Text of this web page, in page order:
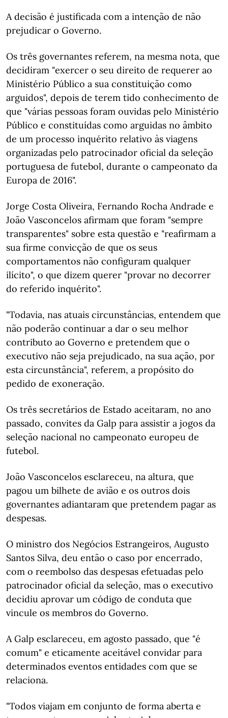
A decisão é justificada com a intenção de não
prejudicar o Governo.
Os três governantes referem, na mesma nota, que
decidiram "exercer o seu direito de requerer ao
Ministério Público a sua constituição como
arguidos", depois de terem tido conhecimento de
que "várias pessoas foram ouvidas pelo Ministério
Público e constituídas como arguidas no âmbito
de um processo inquérito relativo às viagens
organizadas pelo patrocinador oficial da seleção
portuguesa de futebol, durante o campeonato da
Europa de 2016".
Jorge Costa Oliveira, Fernando Rocha Andrade e
João Vasconcelos afirmam que foram "sempre
transparentes" sobre esta questão e "reafirmam a
sua firme convicção de que os seus
comportamentos não configuram qualquer
ilícito", o que dizem querer "provar no decorrer
do referido inquérito".
"Todavia, nas atuais circunstâncias, entendem que
não poderão continuar a dar o seu melhor
contributo ao Governo e pretendem que o
executivo não seja prejudicado, na sua ação, por
esta circunstância", referem, a propósito do
pedido de exoneração.
Os três secretários de Estado aceitaram, no ano
passado, convites da Galp para assistir a jogos da
seleção nacional no campeonato europeu de
futebol.
João Vasconcelos esclareceu, na altura, que
pagou um bilhete de avião e os outros dois
governantes adiantaram que pretendem pagar as
despesas.
O ministro dos Negócios Estrangeiros, Augusto
Santos Silva, deu então o caso por encerrado,
com o reembolso das despesas efetuadas pelo
patrocinador oficial da seleção, mas o executivo
decidiu aprovar um código de conduta que
vincule os membros do Governo.
A Galp esclareceu, em agosto passado, que "é
comum" e eticamente aceitável convidar para
determinados eventos entidades com que se
relaciona.
"Todos viajam em conjunto de forma aberta e